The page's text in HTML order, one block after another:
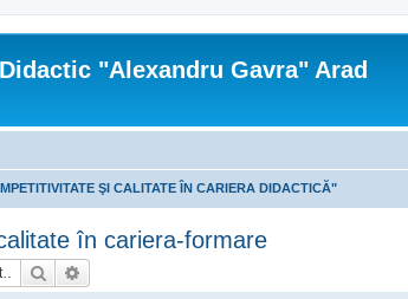
"Alexandru Gavra" Arad
ŞI CALITATE ÎN CARIERA DIDACTICĂ"
în cariera-formare
Căutare